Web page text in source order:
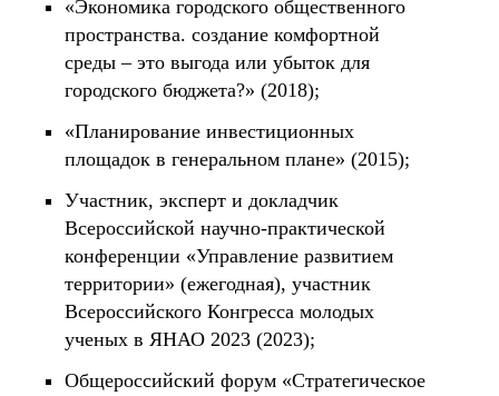
«Экономика городского общественного
пространства. создание комфортной
среды – это выгода или убыток для
городского бюджета?» (2018);
«Планирование инвестиционных
площадок в генеральном плане» (2015);
Участник, эксперт и докладчик
Всероссийской научно-практической
конференции «Управление развитием
территории» (ежегодная), участник
Всероссийского Конгресса молодых
ученых в ЯНАО 2023 (2023);
Общероссийский форум «Стратегическое